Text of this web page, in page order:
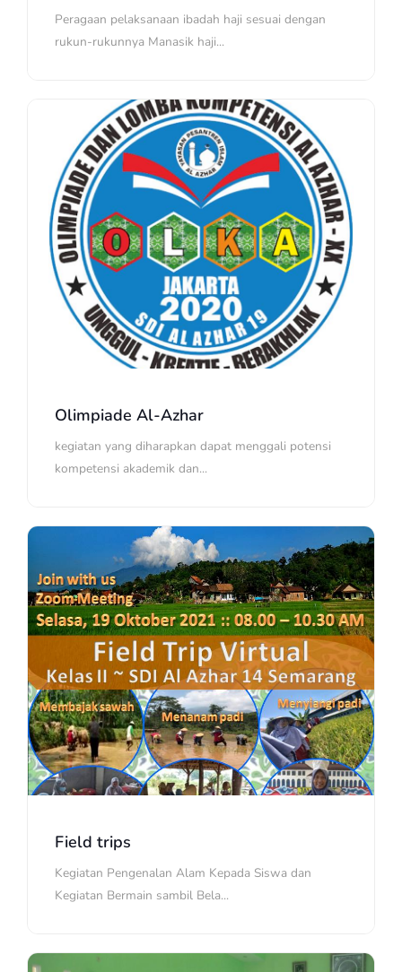
Peragaan pelaksanaan ibadah haji sesuai dengan
rukun-rukunnya Manasik haji...
Olimpiade Al-Azhar
kegiatan yang diharapkan dapat menggali potensi
kompetensi akademik dan...
Field trips
Kegiatan Pengenalan Alam Kepada Siswa dan
Kegiatan Bermain sambil Bela...